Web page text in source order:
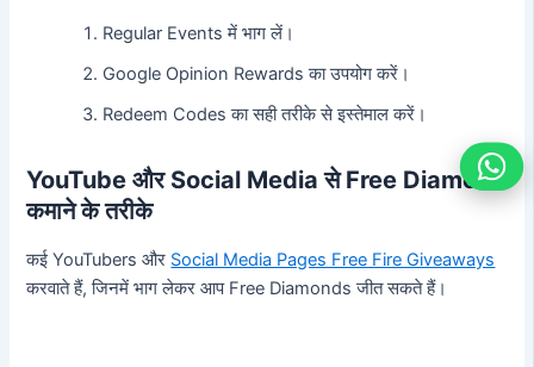
Regular Events में भाग लें।
Google Opinion Rewards का उपयोग करें।
Redeem Codes का सही तरीके से इस्तेमाल करें।
YouTube और Social Media से Free Diamond
कमाने के तरीके
कई YouTubers और Social Media Pages Free Fire Giveaways
करवाते हैं, जिनमें भाग लेकर आप Free Diamonds जीत सकते हैं।